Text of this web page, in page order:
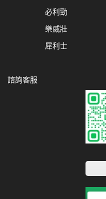
必利勁
樂威壯
犀利士
諮詢客服